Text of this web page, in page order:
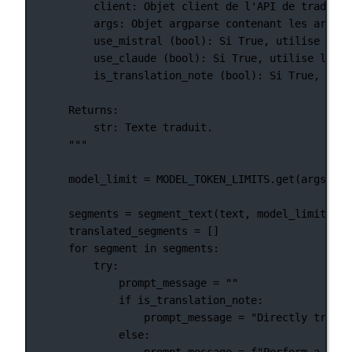
client: Objet client de l'API de
args: Objet argparse contenant les
use_mistral (bool): Si True, utilise
use_claude (bool): Si True, utilise
is_translation_note (bool): Si True, le
Returns:
str: Texte traduit.
"""
model_limit = MODEL_TOKEN_LIMITS
segments = segment_text(text, model_limit)
translated_segments = []
for segment in segments:
try:
prompt_message =
""
if is_translation_note:
prompt_message =
"Directly
else: